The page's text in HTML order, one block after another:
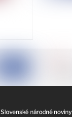
Slovenské národné noviny